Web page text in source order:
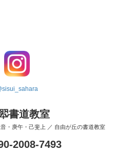
書道教室
・庚午・己斐上 ／ 自由が丘の書道教室
2008-7493